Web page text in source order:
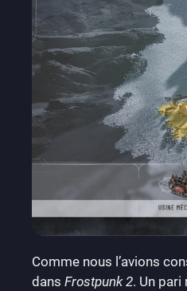
Comme nous l’avions
dans Frostpunk 2. Un